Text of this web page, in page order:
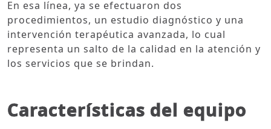
En esa línea, ya se efectuaron dos
procedimientos, un estudio diagnóstico y una
intervención terapéutica avanzada, lo cual
representa un salto de la calidad en la atención y
los servicios que se brindan.
Características del equipo